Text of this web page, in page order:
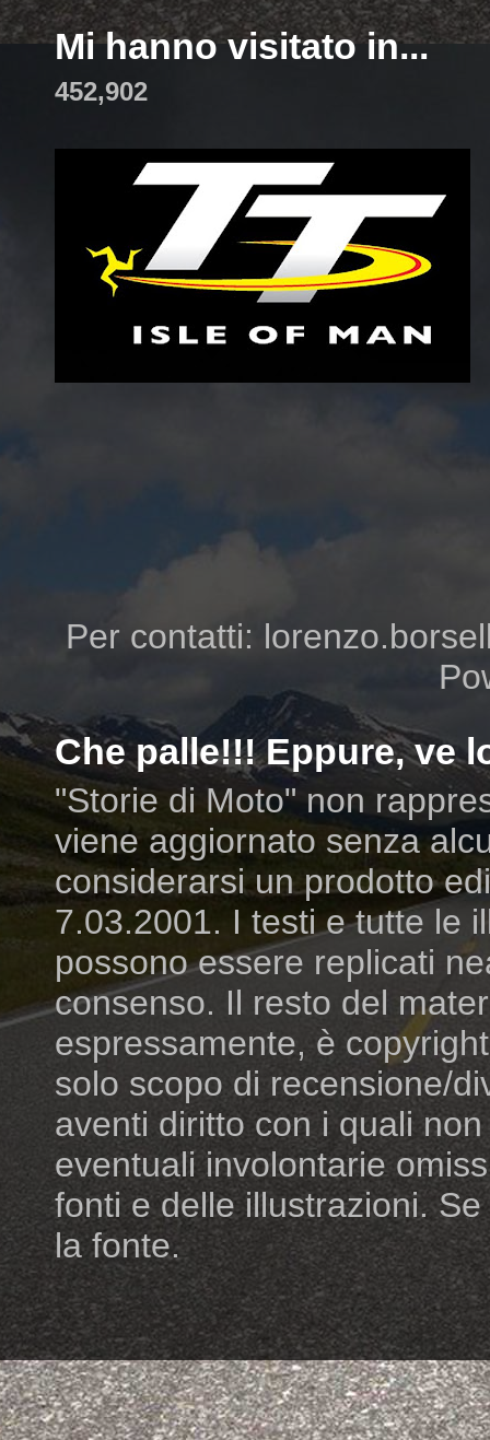
Mi hanno visitato in...
452,902
Per contatti:
Che palle!!! Eppure, ve
"Storie di Moto" non
viene aggiornato senza
considerarsi un prodotto
7.03.2001. I testi e tutte le
possono essere replicati
consenso. Il resto del
espressamente, è
solo scopo di recensione/
aventi diritto con i quali
eventuali involontarie
fonti e delle illustrazioni.
la fonte.